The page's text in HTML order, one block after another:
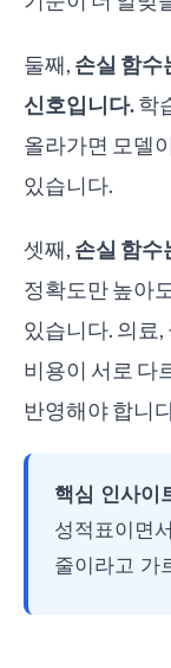
둘째, 손실 함수
신호입니다.학
올라가면 모델
있습니다.
셋째, 손실 함수
정확도만 높아
있습니다. 의료,
비용이 서로 다
반영해야 합니
핵심 인사이
성적표이면
줄이라고 가